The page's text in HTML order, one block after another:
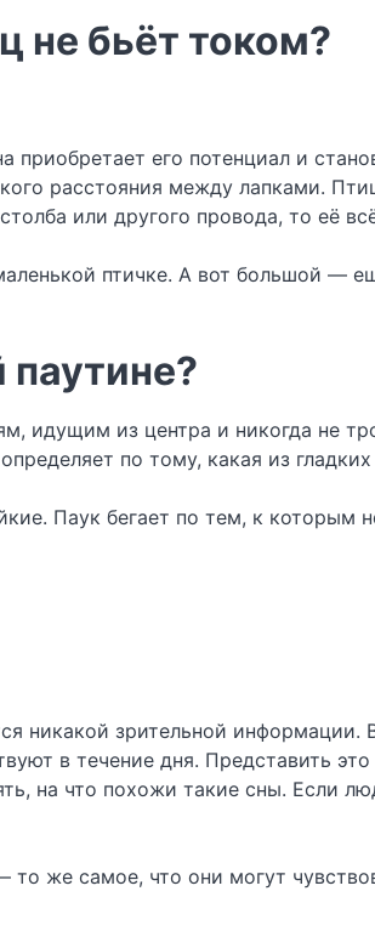
не бьёт током?
его потенциал и
расстояния между лапками.
или другого провода, то её
птичке. А вот большой —
паутине?
идущим из центра и никогда не
по тому, какая из гладких
Паук бегает по тем, к которым
никакой зрительной
в течение дня. Представить
на что похожи такие сны. Если
же самое, что они могут